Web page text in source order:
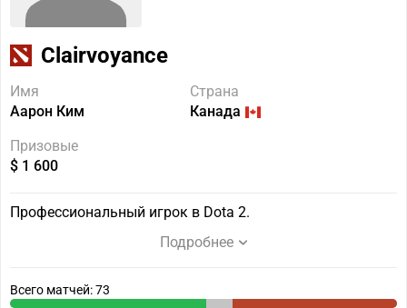
Clairvoyance
Имя
Аарон Ким
Страна
Канада
Призовые
$ 1 600
Профессиональный игрок в Dota 2.
Подробнее
Всего матчей: 73